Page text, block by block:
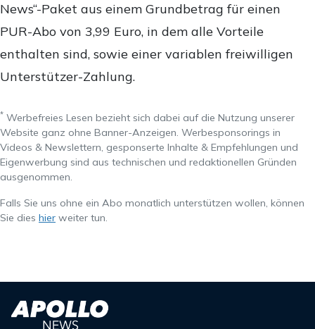
News“-Paket aus einem Grundbetrag für einen
PUR-Abo von 3,99 Euro, in dem alle Vorteile
enthalten sind, sowie einer variablen freiwilligen
Unterstützer-Zahlung.
* Werbefreies Lesen bezieht sich dabei auf die Nutzung unserer
Website ganz ohne Banner-Anzeigen. Werbesponsorings in
Videos & Newslettern, gesponserte Inhalte & Empfehlungen und
Eigenwerbung sind aus technischen und redaktionellen Gründen
ausgenommen.
Falls Sie uns ohne ein Abo monatlich unterstützen wollen, können
Sie dies hier weiter tun.